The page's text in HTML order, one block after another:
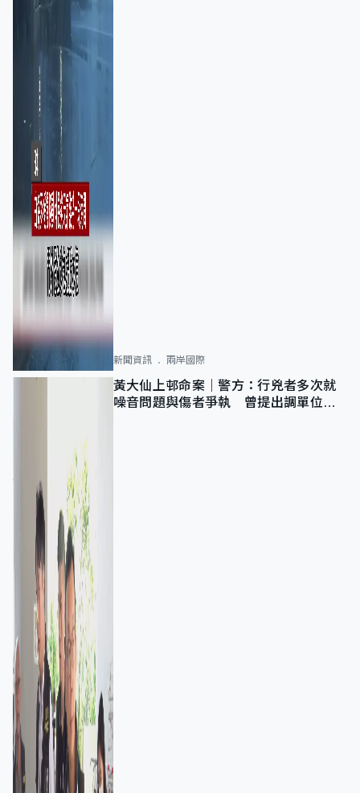
新聞資訊 兩岸國際
黃大仙上邨命案｜警方：行兇者多次就
噪音問題與傷者爭執 曾提出調單位已